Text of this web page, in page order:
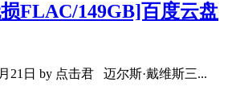
FLAC/149GB]百度云盘
21日 by 点击君 迈尔斯·戴维斯三...